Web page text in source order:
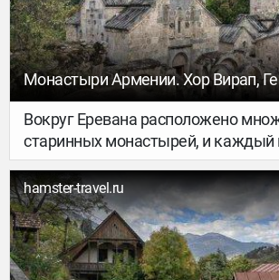
Монастыри Армении. Хор Вирап,
Вокруг Еревана расположено
старинных монастырей, и каждый
своему интересен. Мы успели
знаковых места, и я с
расскажу.
hamster-travel.ru